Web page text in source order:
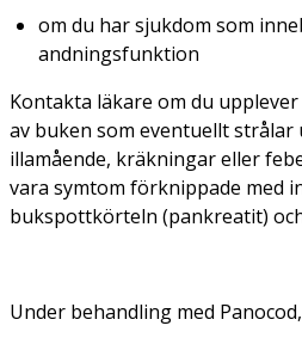
om du har sjukdom som
andningsfunktion
Kontakta läkare om du
av buken som eventuellt strålar
illamående, kräkningar eller
vara symtom förknippade med
bukspottkörteln (pankreatit)
Under behandling med